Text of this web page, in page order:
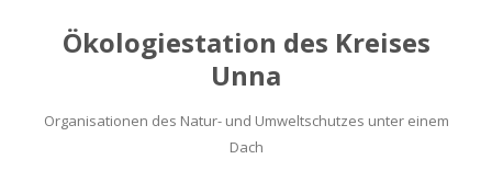
Ökologiestation des Kreises
Unna
Organisationen des Natur- und Umweltschutzes unter einem
Dach